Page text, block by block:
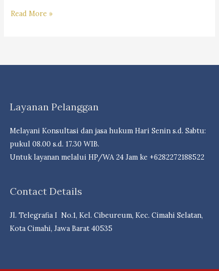
Ulasan
Dan
Penghentian
–
Law
Firm
Liona
N.
Supriatna.,
Read More »
Layanan Pelanggan
Melayani Konsultasi dan jasa hukum Hari Senin s.d. Sabtu:
pukul 08.00 s.d. 17.30 WIB.
Untuk layanan melalui HP/WA 24 Jam ke +6282272188522
Contact Details
Jl. Telegrafia I No.1, Kel. Cibeureum, Kec. Cimahi Selatan,
Kota Cimahi, Jawa Barat 40535